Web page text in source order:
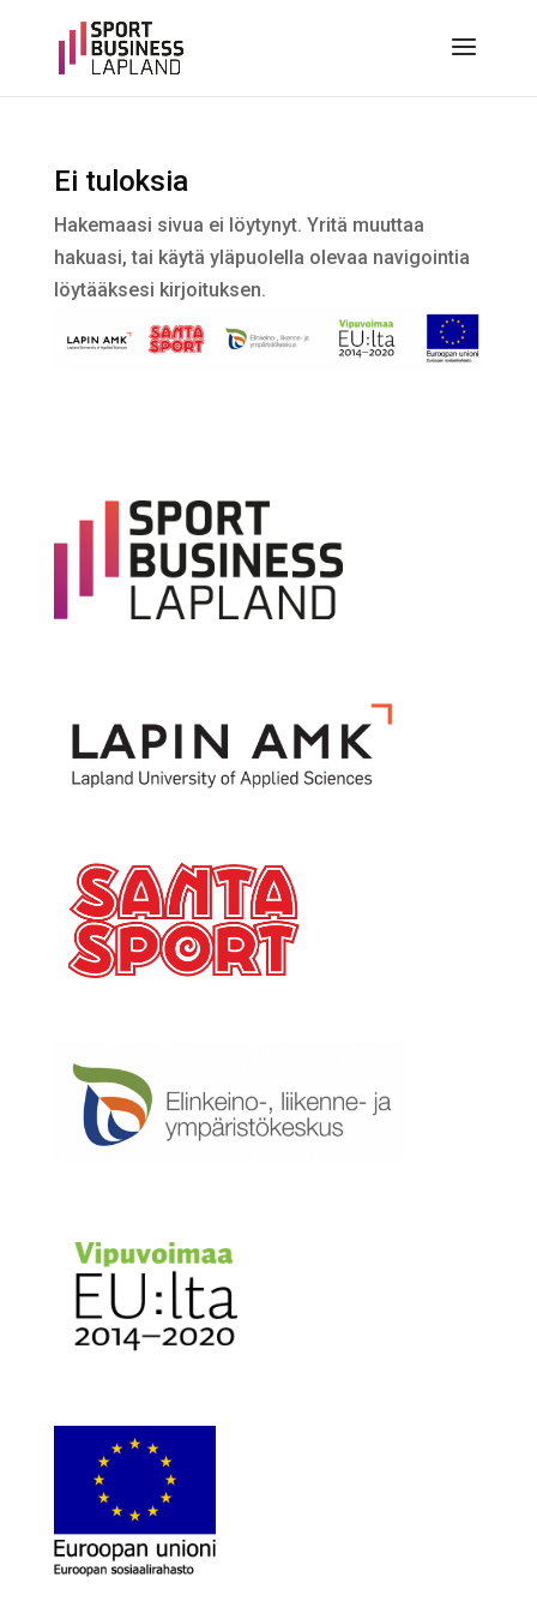
Ei tuloksia
Hakemaasi sivua ei löytynyt. Yritä muuttaa
hakuasi, tai käytä yläpuolella olevaa navigointia
löytääksesi kirjoituksen.